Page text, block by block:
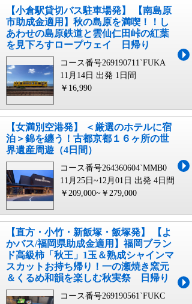
【小倉駅貸切バス駐車場発】 【南島原
市助成金適用】秋の島原を満喫！！し
あわせの島原鉄道と雲仙仁田峠の紅葉
を見下ろすロープウェイ 日帰り
コース番号269190711`FUKA
11月14日 出発 1日間
￥16,990
【女満別空港発】 ＜厳選のホテルに宿
泊＞錦を纏う！古都京都１６ヶ所の世
界遺産周遊（4日間）
コース番号264360604`MMB0
11月25日~12月01日 出発 4日間
￥209,000~￥279,000
【直方・小竹・新飯塚・飯塚発】 【よ
かバス/福岡県助成金適用】福岡ブラン
ド高級柿「秋王」1玉＆熟成シャインマ
スカットお持ち帰り！一の瀬焼き窯元
＆くるめ和韻を楽しむ秋実祭 日帰り
コース番号269190561`FUKC